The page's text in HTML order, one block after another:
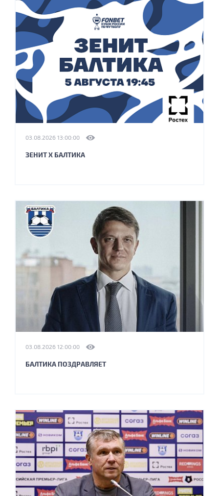
03.08.2026 13:00:00
ЗЕНИТ X БАЛТИКА
03.08.2026 12:00:00
БАЛТИКА ПОЗДРАВЛЯЕТ